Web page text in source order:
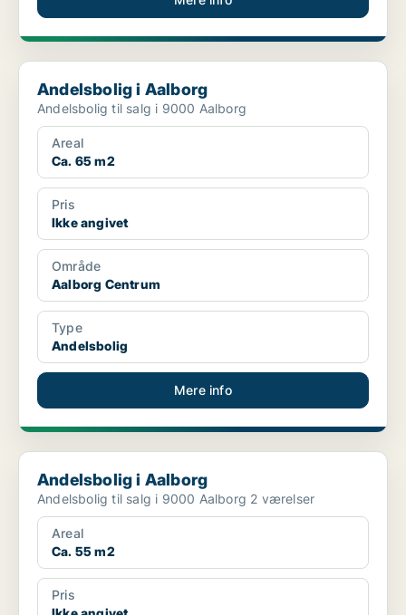
Andelsbolig i Aalborg
Andelsbolig i Aalborg
Andelsbolig til salg i 9000 Aalborg
Areal
Ca. 65 m2
Pris
Ikke angivet
Område
Aalborg Centrum
Type
Andelsbolig
Mere info
Andelsbolig i Aalborg
Andelsbolig i Aalborg
Andelsbolig til salg i 9000 Aalborg 2 værelser
Areal
Ca. 55 m2
Pris